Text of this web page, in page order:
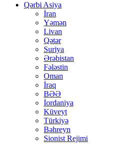
Qərbi Asiya
İran
Yəmən
Livan
Qətər
Suriya
Ərəbistan
Fələstin
Oman
İraq
BƏƏ
İordaniya
Küveyt
Türkiyə
Bəhreyn
Sionist Rejimi